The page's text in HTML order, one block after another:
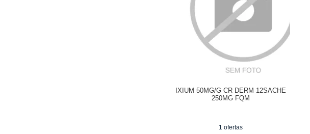
IXIUM 50MG/G CR DERM 12SACHE
250MG FQM
1 ofertas